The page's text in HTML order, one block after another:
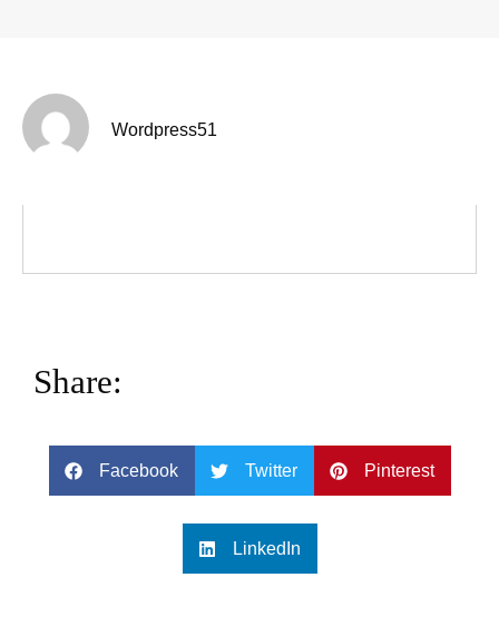
Wordpress51
Share:
Facebook Twitter Pinterest
LinkedIn